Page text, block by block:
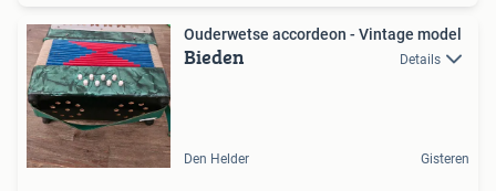
Ouderwetse accordeon - Vintage model
Bieden Details
Den Helder Gisteren